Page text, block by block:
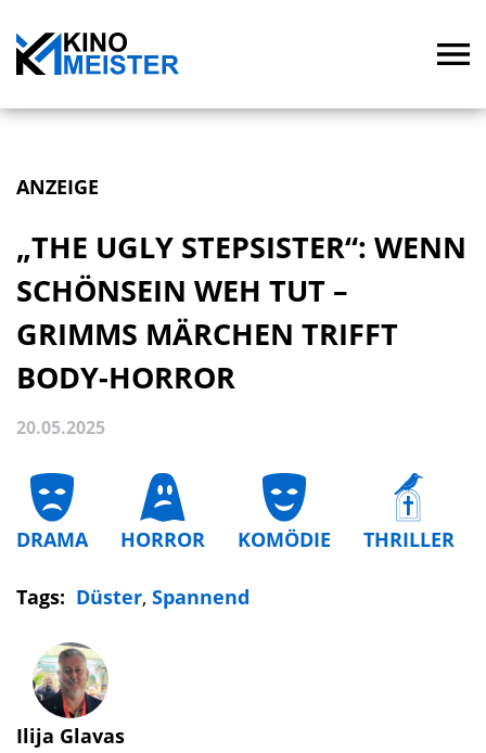
ANZEIGE
„THE UGLY STEPSISTER“: WENN
SCHÖNSEIN WEH TUT –
GRIMMS MÄRCHEN TRIFFT
BODY-HORROR
20.05.2025
DRAMA HORROR KOMÖDIE THRILLER
Tags: Düster, Spannend
Ilija Glavas